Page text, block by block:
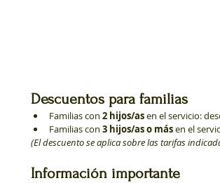
Descuentos para familias
Familias con 2 hijos/as en el servicio:
Familias con 3 hijos/as o más en el
(El descuento se aplica sobre las tarifas
Información importante